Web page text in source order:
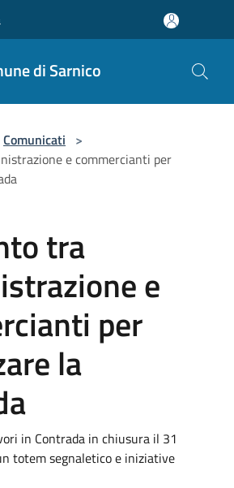
di Sarnico
Comunicati >
e commercianti per
tra
e
per
la
in Contrada in chiusura il 31
totem segnaletico e iniziative